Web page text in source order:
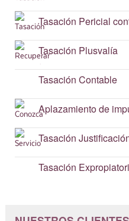
Tasación Pericial
Tasación Plusvalía
Tasación Contable
Aplazamientode
Tasación
Tasación